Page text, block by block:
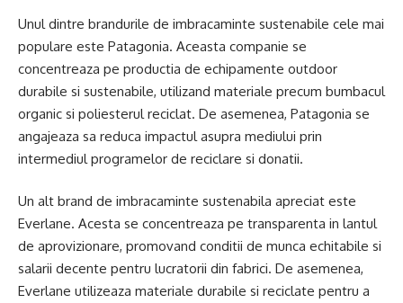
Unul dintre brandurile de imbracaminte sustenabile cele mai
populare este Patagonia. Aceasta companie se
concentreaza pe productia de echipamente outdoor
durabile si sustenabile, utilizand materiale precum bumbacul
organic si poliesterul reciclat. De asemenea, Patagonia se
angajeaza sa reduca impactul asupra mediului prin
intermediul programelor de reciclare si donatii.
Un alt brand de imbracaminte sustenabila apreciat este
Everlane. Acesta se concentreaza pe transparenta in lantul
de aprovizionare, promovand conditii de munca echitabile si
salarii decente pentru lucratorii din fabrici. De asemenea,
Everlane utilizeaza materiale durabile si reciclate pentru a